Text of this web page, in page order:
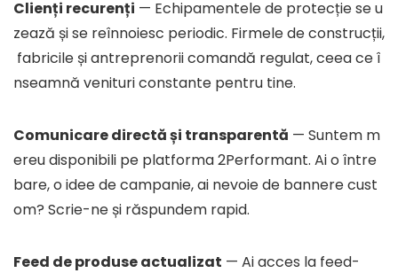
Clienți recurenți — Echipamentele de protecție se u
zează și se reînnoiesc periodic. Firmele de construcții,
fabricile și antreprenorii comandă regulat, ceea ce î
nseamnă venituri constante pentru tine.
Comunicare directă și transparentă — Suntem m
ereu disponibili pe platforma 2Performant. Ai o între
bare, o idee de campanie, ai nevoie de bannere cust
om? Scrie-ne și răspundem rapid.
Feed de produse actualizat — Ai acces la feed-